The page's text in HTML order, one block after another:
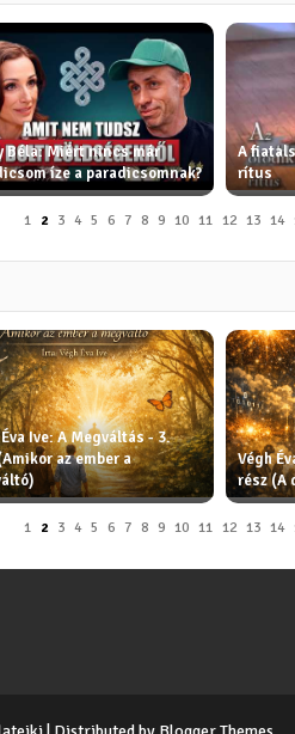
Béla: Miért nincs már
íze a paradicsomnak?
A
rítus
1 2 3 4 5 6 7 8 9 10 11 12 13 14
Ive: A Megváltás - 3.
az ember a
Végh
rész (A
1 2 3 4 5 6 7 8 9 10 11 12 13 14